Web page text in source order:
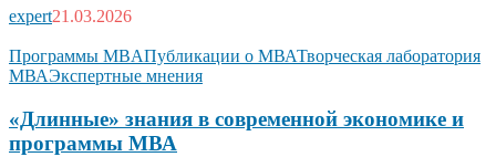
expert21.03.2026
Программы MBAПубликации о МВАТворческая лаборатория
МВАЭкспертные мнения
«Длинные» знания в современной экономике и
программы МВА